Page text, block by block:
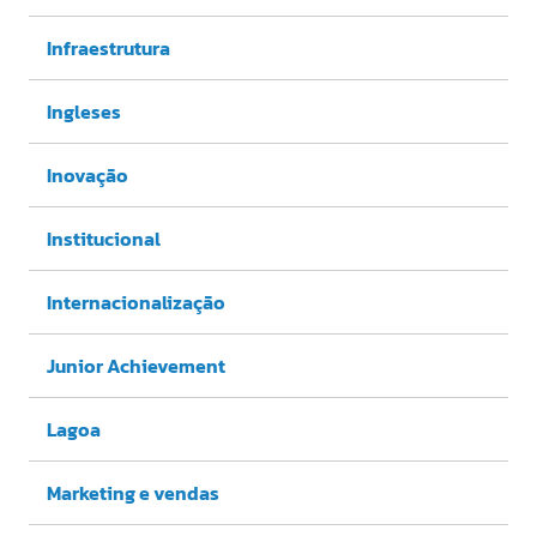
Infraestrutura
Ingleses
Inovação
Institucional
Internacionalização
Junior Achievement
Lagoa
Marketing e vendas